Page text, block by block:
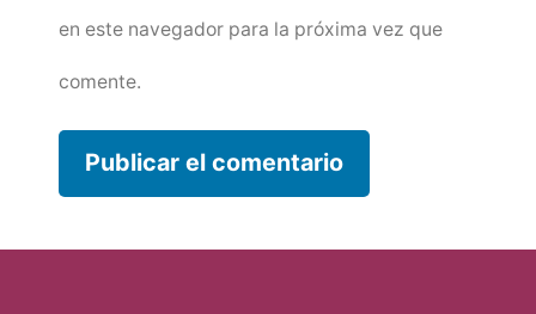
en este navegador para la próxima vez que
comente.